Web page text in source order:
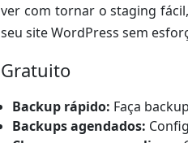
ver com tornar o staging
seu site WordPress sem
Gratuito
Backup rápido: Faça
Backups agendados: